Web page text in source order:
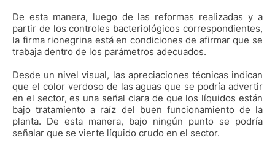
De esta manera, luego de las reformas realizadas y a
partir de los controles bacteriológicos correspondientes,
la firma rionegrina está en condiciones de afirmar que se
trabaja dentro de los parámetros adecuados.
Desde un nivel visual, las apreciaciones técnicas indican
que el color verdoso de las aguas que se podría advertir
en el sector, es una señal clara de que los líquidos están
bajo tratamiento a raíz del buen funcionamiento de la
planta. De esta manera, bajo ningún punto se podría
señalar que se vierte líquido crudo en el sector.